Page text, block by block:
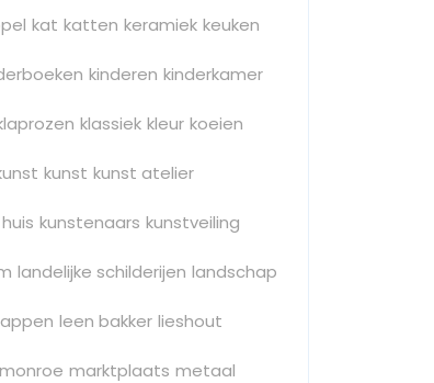
kat katten keramiek keuken
kinderen kinderkamer
klassiek kleur koeien
kunst kunst atelier
kunstenaars kunstveiling
landelijke schilderijen landschap
leen bakker lieshout
marktplaats metaal